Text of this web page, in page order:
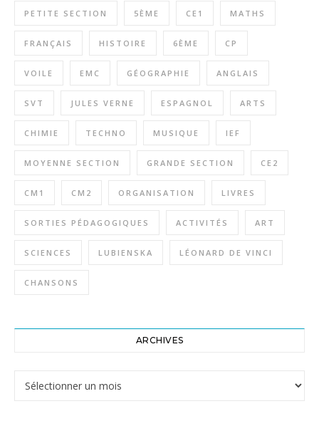
PETITE SECTION 5ÈME CE1 MATHS
FRANÇAIS HISTOIRE 6ÈME CP
VOILE EMC GÉOGRAPHIE ANGLAIS
SVT JULES VERNE ESPAGNOL ARTS
CHIMIE TECHNO MUSIQUE IEF
MOYENNE SECTION GRANDE SECTION CE2
CM1 CM2 ORGANISATION LIVRES
SORTIES PÉDAGOGIQUES ACTIVITÉS ART
SCIENCES LUBIENSKA LÉONARD DE VINCI
CHANSONS
ARCHIVES